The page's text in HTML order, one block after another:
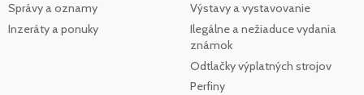
Správy a oznamy
Inzeráty a ponuky
Výstavy a vystavovanie
Ilegálne a nežiaduce vydania
známok
Odtlačky výplatných strojov
Perfiny